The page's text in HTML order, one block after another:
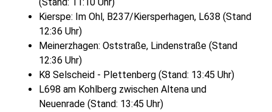
Kierspe: Im Ohl, B237/Kiersperhagen, L638 (Stand
12:36 Uhr)
Meinerzhagen: Oststraße, Lindenstraße (Stand
12:36 Uhr)
K8 Selscheid - Plettenberg (Stand: 13:45 Uhr)
L698 am Kohlberg zwischen Altena und
Neuenrade (Stand: 13:45 Uhr)